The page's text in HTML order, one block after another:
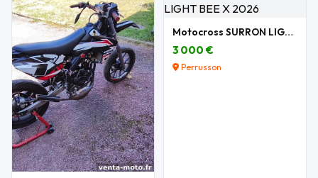
Motocross SURRON LIGHT BEE X 2026
3 000 €
Perrusson